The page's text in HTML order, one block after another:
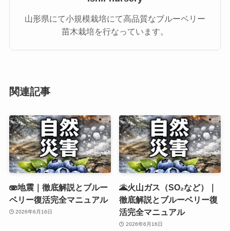
山形県にて小規模栽培にて高品質なブルーベリー
苗木栽培を行なっています。
関連記事
🫨地震｜徹底解説とブルー
ベリー復活完全マニュアル
2026年6月16日
🌋火山ガス（SO₂など）｜
徹底解説とブルーベリー復
活完全マニュアル
2026年6月16日